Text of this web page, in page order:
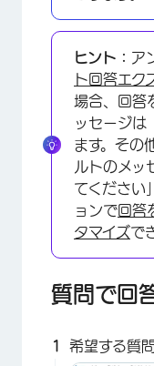
ヒント： ア
ト回答エク
場合、回答
ッセージは
ます。その
ルトのメッ
てください
ョンで回答
タマイズで
質問で回
希望する質